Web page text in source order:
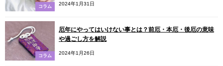
コラム
2024年1月31日
コラム
厄年にやってはいけない事とは？前厄・本厄・後厄の意味
や過ごし方を解説
2024年1月26日